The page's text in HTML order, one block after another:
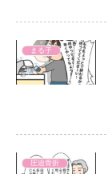
まる子
圧迫骨折